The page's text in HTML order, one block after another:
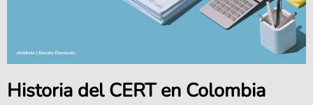
Historia del CERT en Colombia